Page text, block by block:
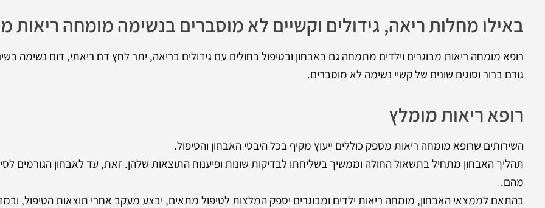
באילו מחלות ריאה, גידולים וקשיים לא מוסברים בנשימה מומחה ריאות
רופא מומחה ריאות מבוגרים וילדים מתמחה גם באבחון ובטיפול בחולים עם גידולים בריאה, יתר לחץ דם ריאתי, דום נשימה
גורם ברור וסוגים שונים של קשיי נשימה לא מוסברים.
רופא ריאות מומלץ
השירותים שרופא מומחה ריאות מספק כוללים ייעוץ מקיף בכל היבטי האבחון והטיפול.
תהליך האבחון מתחיל בתשאול החולה וממשיך בשליחתו לבדיקות שונות ופיענוח התוצאות שלהן. זאת, עד לאבחון הגורמים
מהם.
בהתאם לממצאי האבחון, מומחה ריאות ילדים ומבוגרים יספק המלצות לטיפול מתאים, יבצע מעקב אחרי תוצאות הטיפול,